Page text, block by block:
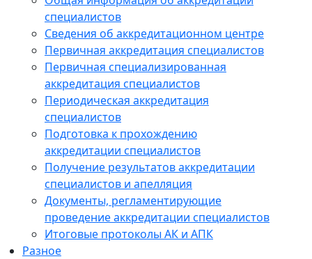
специалистов
Сведения об аккредитационном центре
Первичная аккредитация специалистов
Первичная специализированная
аккредитация специалистов
Периодическая аккредитация
специалистов
Подготовка к прохождению
аккредитации специалистов
Получение результатов аккредитации
специалистов и апелляция
Документы, регламентирующие
проведение аккредитации специалистов
Итоговые протоколы АК и АПК
Разное